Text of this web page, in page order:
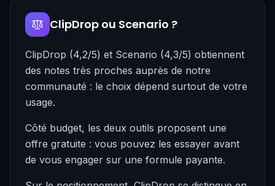
ClipDrop ou Scenario ?
ClipDrop (4,2/5) et Scenario (4,3/5) obtiennent
des notes très proches auprès de notre
communauté : le choix dépend surtout de votre
usage.
Côté budget, les deux outils proposent une
offre gratuite : vous pouvez les essayer avant
de vous engager sur une formule payante.